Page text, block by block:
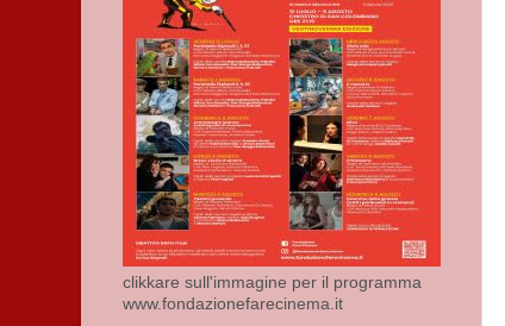
clikkare sull'immagine per il programma
www.fondazionefarecinema.it